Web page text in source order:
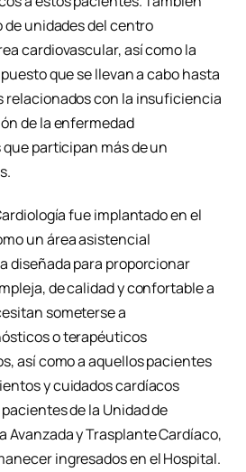
de unidades del centro
cardiovascular, así como la
que se llevan a cabo hasta
relacionados con la insuficiencia
de la enfermedad
participan más de un
fue implantado en el
un área asistencial
diseñada para proporcionar
de calidad y confortable a
someterse a
o terapéuticos
así como a aquellos pacientes
y cuidados cardíacos
de la Unidad de
Avanzada y Trasplante Cardíaco,
ingresados en el Hospital.